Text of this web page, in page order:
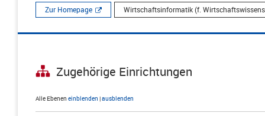
Zur Homepage Wirtschaftsinformatik (f.
Zugehörige Einrichtungen
Alle Ebenen einblenden |ausblenden